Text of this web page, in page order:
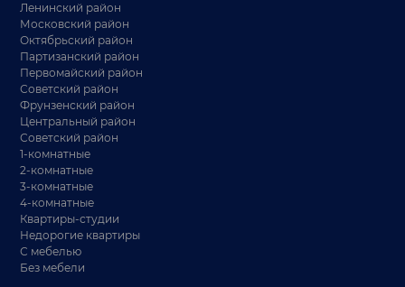
Ленинский район
Московский район
Октябрьский район
Партизанский район
Первомайский район
Советский район
Фрунзенский район
Центральный район
Советский район
1-комнатные
2-комнатные
3-комнатные
4-комнатные
Квартиры-студии
Недорогие квартиры
С мебелью
Без мебели